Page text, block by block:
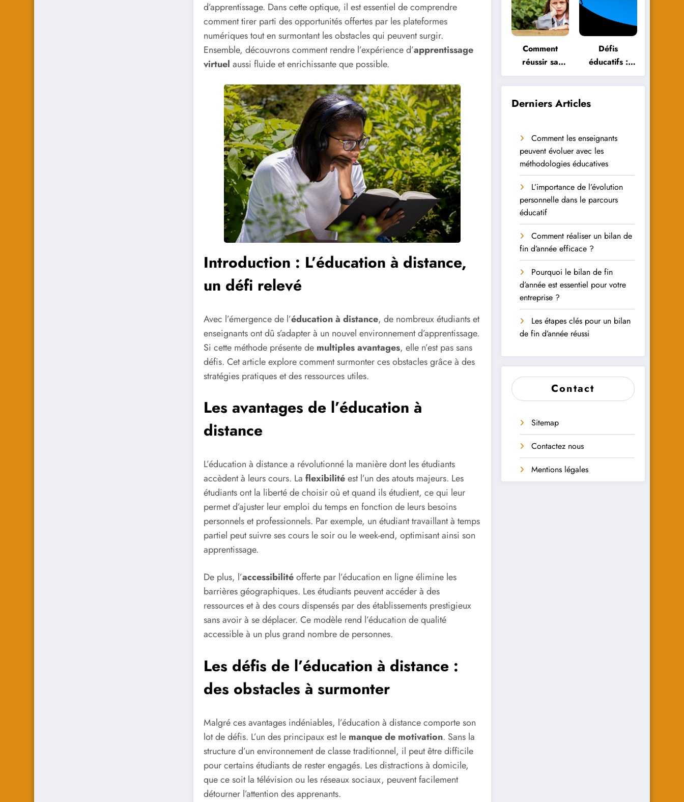
d’apprentissage. Dans cette optique, il est essentiel de comprendre
comment tirer parti des opportunités offertes par les plateformes
numériques tout en surmontant les obstacles qui peuvent surgir.
Ensemble, découvrons comment rendre l’expérience d’apprentissage
virtuel aussi fluide et enrichissante que possible.
Introduction : L’éducation à distance,
un défi relevé
Avec l’émergence de l’éducation à distance, de nombreux étudiants et
enseignants ont dû s’adapter à un nouvel environnement d’apprentissage.
Si cette méthode présente de multiples avantages, elle n’est pas sans
défis. Cet article explore comment surmonter ces obstacles grâce à des
stratégies pratiques et des ressources utiles.
Les avantages de l’éducation à
distance
L’éducation à distance a révolutionné la manière dont les étudiants
accèdent à leurs cours. La flexibilitéest l’un des atouts majeurs. Les
étudiants ont la liberté de choisir où et quand ils étudient, ce qui leur
permet d’ajuster leur emploi du temps en fonction de leurs besoins
personnels et professionnels. Par exemple, un étudiant travaillant à temps
partiel peut suivre ses cours le soir ou le week-end, optimisant ainsi son
apprentissage.
De plus, l’accessibilitéofferte par l’éducation en ligne élimine les
barrières géographiques. Les étudiants peuvent accéder à des
ressources et à des cours dispensés par des établissements prestigieux
sans avoir à se déplacer. Ce modèle rend l’éducation de qualité
accessible à un plus grand nombre de personnes.
Les défis de l’éducation à distance :
des obstacles à surmonter
Malgré ces avantages indéniables, l’éducation à distance comporte son
lot de défis. L’un des principaux est le manque de motivation. Sans la
structure d’un environnement de classe traditionnel, il peut être difficile
pour certains étudiants de rester engagés. Les distractions à domicile,
que ce soit la télévision ou les réseaux sociaux, peuvent facilement
détourner l’attention des apprenants.
Comment
réussir sa
réorientation
scolaire :
conseils et
Défis
éducatifs :
Comment les
élèves
peuvent-ils y
Derniers Articles
Comment les enseignants
peuvent évoluer avec les
méthodologies éducatives
L’importance de l’évolution
personnelle dans le parcours
éducatif
Comment réaliser un bilan de
fin d’année efficace ?
Pourquoi le bilan de fin
d’année est essentiel pour votre
entreprise ?
Les étapes clés pour un bilan
de fin d’année réussi
Contact
Sitemap
Contactez nous
Mentions légales